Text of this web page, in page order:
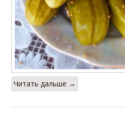
Читать дальше →